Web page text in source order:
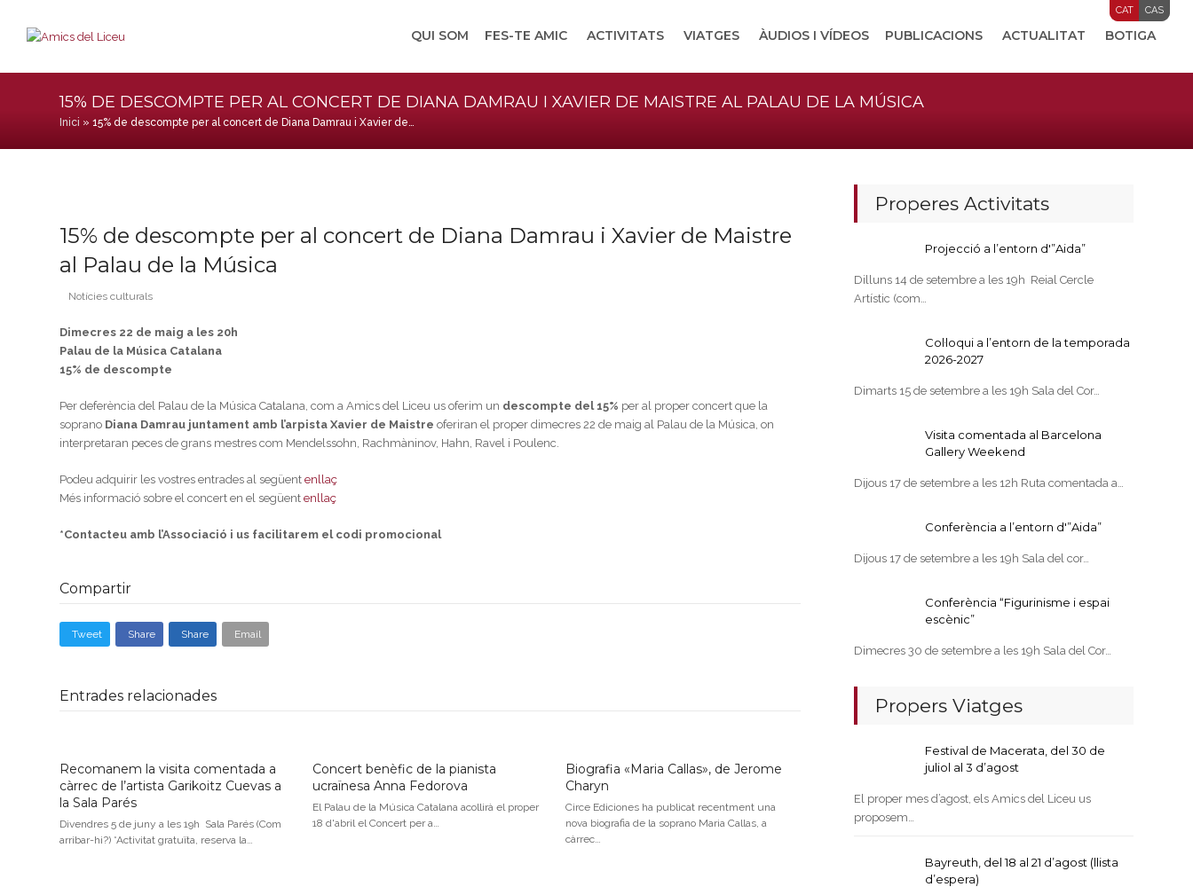
CAT CAS
QUI SOM FES-TE AMIC ACTIVITATS VIATGES ÀUDIOS I VÍDEOS PUBLICACIONS ACTUALITAT BOTIGA
15% DE DESCOMPTE PER AL CONCERT DE DIANA DAMRAU I XAVIER DE MAISTRE AL PALAU DE LA MÚSICA
Inici »15% de descompte per al concert de Diana Damrau i Xavier de…
15% de descompte per al concert de Diana Damrau i Xavier de Maistre
al Palau de la Música
Notícies culturals
Dimecres 22 de maig a les 20h
Palau de la Música Catalana
15% de descompte
Per deferència del Palau de la Música Catalana, com a Amics del Liceu us oferim un descompte del 15% per al proper concert que la
soprano Diana Damrau juntament amb l’arpista Xavier de Maistre oferiran el proper dimecres 22 de maig al Palau de la Música, on
interpretaran peces de grans mestres com Mendelssohn, Rachmàninov, Hahn, Ravel i Poulenc.
Podeu adquirir les vostres entrades al següentenllaç
Més informació sobre el concert en el següentenllaç
*Contacteu amb l’Associació i us facilitarem el codi promocional
Compartir
Tweet Share Share Email
Entrades relacionades
Recomanem la visita comentada a
càrrec de l’artista Garikoitz Cuevas a
la Sala Parés
Divendres 5 de juny a les 19h Sala Parés (Com
arribar-hi?) *Activitat gratuïta, reserva la…
Concert benèfic de la pianista
ucraïnesa Anna Fedorova
El Palau de la Música Catalana acollirà el proper
18 d'abril el Concert per a…
Biografia «Maria Callas», de Jerome
Charyn
Circe Ediciones ha publicat recentment una
nova biografia de la soprano Maria Callas, a
càrrec…
Properes Activitats
Projecció a l’entorn d'”Aida”
Dilluns 14 de setembre a les 19h Reial Cercle
Artístic (com…
Col·loqui a l’entorn de la temporada
2026-2027
Dimarts 15 de setembre a les 19h Sala del Cor…
Visita comentada al Barcelona
Gallery Weekend
Dijous 17 de setembre a les 12h Ruta comentada a…
Conferència a l’entorn d'”Aida”
Dijous 17 de setembre a les 19h Sala del cor…
Conferència “Figurinisme i espai
escènic”
Dimecres 30 de setembre a les 19h Sala del Cor…
Propers Viatges
Festival de Macerata, del 30 de
juliol al 3 d’agost
El proper mes d’agost, els Amics del Liceu us
proposem…
Bayreuth, del 18 al 21 d’agost (llista
d’espera)